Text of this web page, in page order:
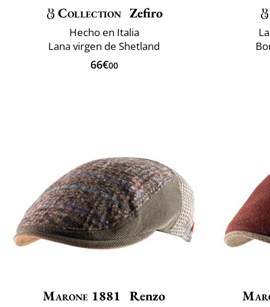
Collection Zefiro
Hecho en Italia
Lana virgen de Shetland
66€00
Marone 1881 Renzo